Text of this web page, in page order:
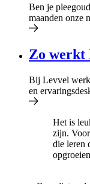
Ben je
maanden onze
Zo werkt
Bij Levvel
en
Het is
zijn.
die leren